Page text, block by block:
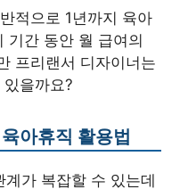
적으로 1년까지 육아
기간 동안 월 급여의
프리랜서 디자이너는
을까요?
아휴직 활용법
가 복잡할 수 있는데